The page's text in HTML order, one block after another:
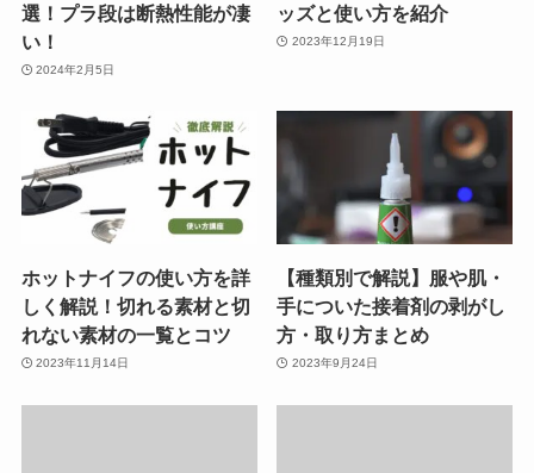
選！プラ段は断熱性能が凄
い！
2024年2月5日
ッズと使い方を紹介
2023年12月19日
ホットナイフの使い方を詳
しく解説！切れる素材と切
れない素材の一覧とコツ
2023年11月14日
【種類別で解説】服や肌・
手についた接着剤の剥がし
方・取り方まとめ
2023年9月24日